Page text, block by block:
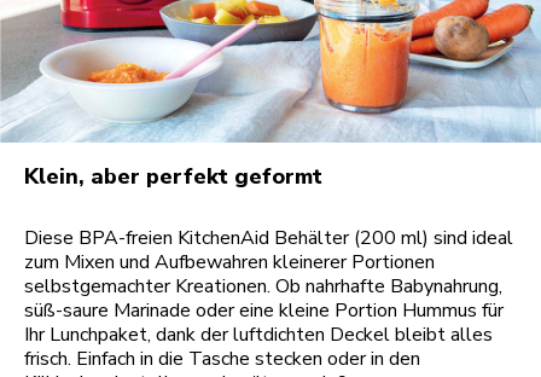
Klein, aber perfekt geformt
Diese BPA-freien KitchenAid Behälter (200 ml) sind ideal
zum Mixen und Aufbewahren kleinerer Portionen
selbstgemachter Kreationen. Ob nahrhafte Babynahrung,
süß-saure Marinade oder eine kleine Portion Hummus für
Ihr Lunchpaket, dank der luftdichten Deckel bleibt alles
frisch. Einfach in die Tasche stecken oder in den